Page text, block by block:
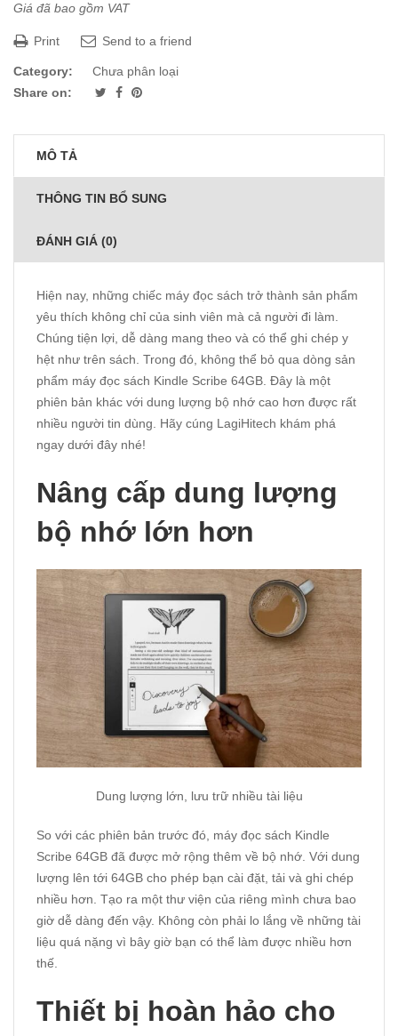
Giá đã bao gồm VAT
Print Send to a friend
Category:
Chưa phân loại
Share on:
MÔ TẢ
THÔNG TIN BỔ SUNG
ĐÁNH GIÁ (0)
Hiện nay, những chiếc máy đọc sách trở thành sản phẩm
yêu thích không chỉ của sinh viên mà cả người đi làm.
Chúng tiện lợi, dễ dàng mang theo và có thể ghi chép y
hệt như trên sách. Trong đó, không thể bỏ qua dòng sản
phẩm máy đọc sách Kindle Scribe 64GB. Đây là một
phiên bản khác với dung lượng bộ nhớ cao hơn được rất
nhiều người tin dùng. Hãy cúng LagiHitech khám phá
ngay dưới đây nhé!
Nâng cấp dung lượng
bộ nhớ lớn hơn
Dung lượng lớn, lưu trữ nhiều tài liệu
So với các phiên bản trước đó, máy đọc sách Kindle
Scribe 64GB đã được mở rộng thêm về bộ nhớ. Với dung
lượng lên tới 64GB cho phép bạn cài đặt, tải và ghi chép
nhiều hơn. Tạo ra một thư viện của riêng mình chưa bao
giờ dễ dàng đến vậy. Không còn phải lo lắng về những tài
liệu quá nặng vì bây giờ bạn có thể làm được nhiều hơn
thế.
Thiết bị hoàn hảo cho